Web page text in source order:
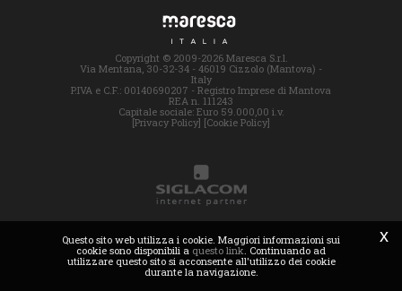
SITE MAP
Copyright © 2009-2026 Maresca S.r.l.
Via Mentana, 30-32-34 - 46019 Cizzolo (Mantova) -
Italy
P.IVA e C.F.: 00140690207 - Registro Imprese di Mantova
REA n. 111243
Capitale sociale: Euro 59.000,00 i.v.
[Privacy Policy] [Cookie Policy]
x
Questo sito web utilizza i cookie. Maggiori informazioni sui
cookie sono disponibili a questo link. Continuando ad
utilizzare questo sito si acconsente all'utilizzo dei cookie
durante la navigazione.